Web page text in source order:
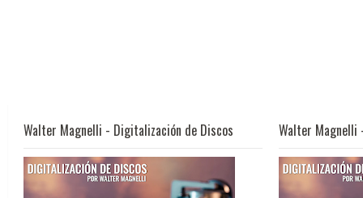
Walter Magnelli - Digitalización de Discos Walter Magnelli